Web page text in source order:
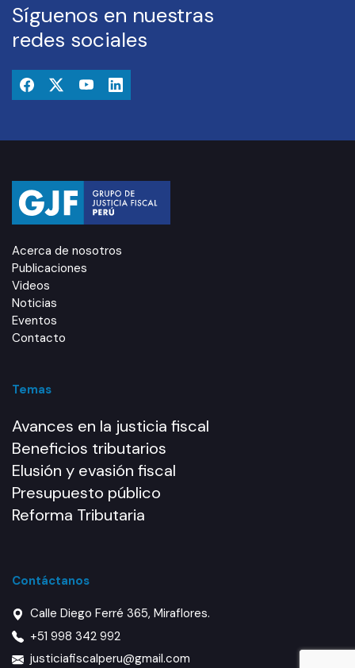
Síguenos en nuestras
redes sociales
Acerca de nosotros
Publicaciones
Videos
Noticias
Eventos
Contacto
Temas
Avances en la justicia fiscal
Beneficios tributarios
Elusión y evasión fiscal
Presupuesto público
Reforma Tributaria
Contáctanos
Calle Diego Ferré 365, Miraflores.
+51 998 342 992
justiciafiscalperu@gmail.com